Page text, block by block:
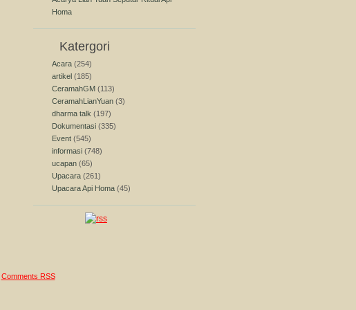
Homa
Katergori
Acara (254)
artikel (185)
CeramahGM (113)
CeramahLianYuan (3)
dharma talk (197)
Dokumentasi (335)
Event (545)
informasi (748)
ucapan (65)
Upacara (261)
Upacara Api Homa (45)
Comments RSS